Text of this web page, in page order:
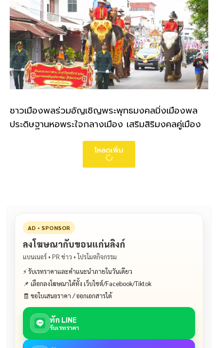
ชาวเมืองพลร่วมอัญเชิญพระพุทธมงคลมิ่งเมืองพล
ประดิษฐานหอพระใจกลางเมือง เสริมสิริมงคลคู่เมือง
โหลดเพิ่ม
AD • SPONSOR
ลงโฆษณากับขอนแก่นลิงก์
แบนเนอร์ • PR ข่าว • โปรโมตกิจกรรม
⚡ รับเรทราคาและคำแนะนำภายในวันเดียว
📌 เลือกลงโฆษณาได้ทั้ง เว็บไซต์/Facebook/Tiktok
🧾 ขอใบเสนอราคา / ออกเอกสารได้
ทัก LINE
รับเรทราคา